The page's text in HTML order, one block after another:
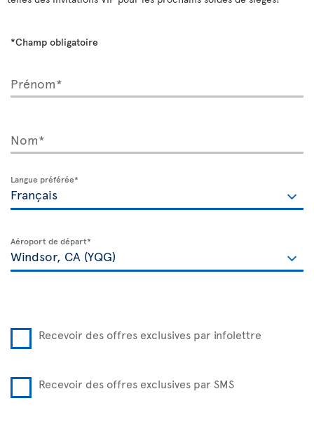
*Champ obligatoire
Prénom*
Nom*
Langue préférée*
Aéroport de départ*
Recevoir des offres exclusives par infolettre
Recevoir des offres exclusives par SMS